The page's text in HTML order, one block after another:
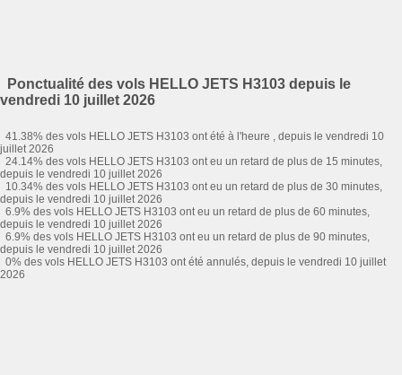
Ponctualité des vols HELLO JETS H3103 depuis le
vendredi 10 juillet 2026
41.38% des vols HELLO JETS H3103 ont été à l'heure , depuis le vendredi 10
juillet 2026
24.14% des vols HELLO JETS H3103 ont eu un retard de plus de 15 minutes,
depuis le vendredi 10 juillet 2026
10.34% des vols HELLO JETS H3103 ont eu un retard de plus de 30 minutes,
depuis le vendredi 10 juillet 2026
6.9% des vols HELLO JETS H3103 ont eu un retard de plus de 60 minutes,
depuis le vendredi 10 juillet 2026
6.9% des vols HELLO JETS H3103 ont eu un retard de plus de 90 minutes,
depuis le vendredi 10 juillet 2026
0% des vols HELLO JETS H3103 ont été annulés, depuis le vendredi 10 juillet
2026